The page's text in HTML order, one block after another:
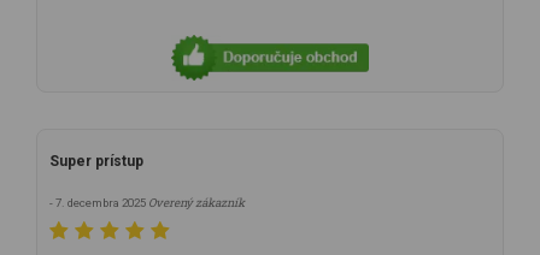
Super prístup
- 7. decembra 2025 Overený zákazník